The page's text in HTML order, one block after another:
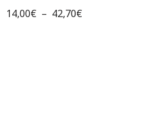
14,00€ – 42,70€